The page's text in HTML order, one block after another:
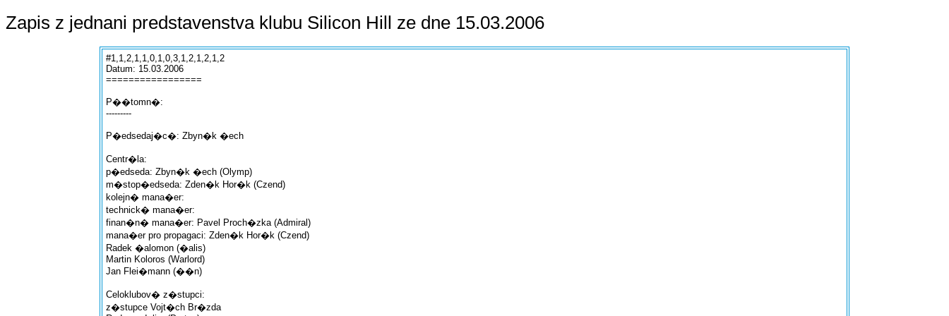
Zapis z jednani predstavenstva klubu Silicon Hill ze dne 15.03.2006
#1,1,2,1,1,0,1,0,3,1,2,1,2,1,2
Datum: 15.03.2006
=================
P��tomn�:
---------
P�edsedaj�c�: Zbyn�k �ech
Centr�la:
p�edseda: Zbyn�k �ech (Olymp)
m�stop�edseda: Zden�k Hor�k (Czend)
kolejn� mana�er:
technick� mana�er:
finan�n� mana�er: Pavel Proch�zka (Admiral)
mana�er pro propagaci: Zden�k Hor�k (Czend)
Radek �alomon (�alis)
Martin Koloros (Warlord)
Jan Flei�mann (��n)
Celoklubov� z�stupci:
z�stupce Vojt�ch Br�zda